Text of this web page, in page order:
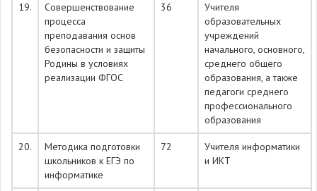
19.
Совершенствование
процесса
преподавания основ
безопасности и защиты
Родины в условиях
реализации ФГОС
36
Учителя
образовательных
учреждений
начального, основного,
среднего общего
образования, а также
педагоги среднего
профессионального
образования
20.
Методика подготовки
школьников к ЕГЭ по
информатике
72
Учителя информатики
и ИКТ